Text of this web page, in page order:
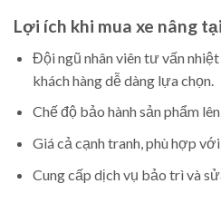
Lợi ích khi mua xe nâng
Đội ngũ nhân viên tư vấn
khách hàng dễ dàng lựa chọn.
Chế độ bảo hành sản phẩm
Giá cả cạnh tranh, phù hợp
Cung cấp dịch vụ bảo trì và